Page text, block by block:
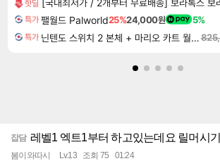
핫딜
특가 팰월드 Palworld25%24,000원 5%
특가 닌텐도 스위치 2 본체 + 마리오 카트 월드 + 포켓몬스터 레전드 ZA 닌텐도 스위치 2 에디션 번들
잡담 레벨1 엑트1부터 하고있는데요 릴머시
봄이와따시 Lv.13 조회 75 01:24